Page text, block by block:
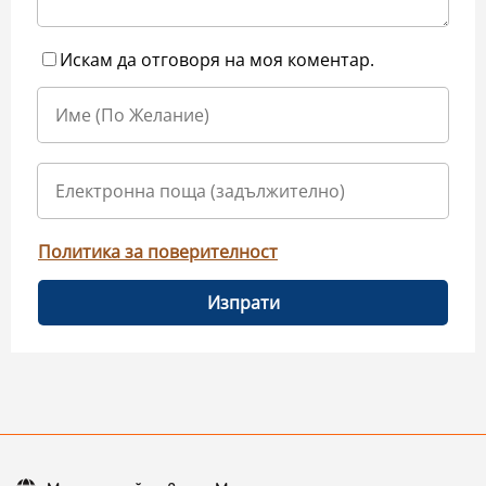
Искам да отговоря на моя коментар.
Политика за поверителност
Изпрати